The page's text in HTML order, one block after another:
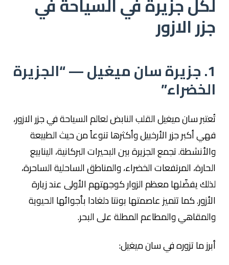
جزر الازور
1. جزيرة سان ميغيل — “الجزيرة
الخضراء”
تُعتبر سان ميغيل القلب النابض لعالم السياحة في جزر الازور،
فهي أكبر جزر الأرخبيل وأكثرها تنوعاً من حيث الطبيعة
والأنشطة. تجمع الجزيرة بين البحيرات البركانية، الينابيع
الحارة، المرتفعات الخضراء، والمناطق الساحلية الساحرة،
لذلك يفضّلها معظم الزوار كوجهتهم الأولى عند زيارة
الأزور. كما تتميز عاصمتها بونتا دلغادا بأجوائها الحيوية
والمقاهي والمطاعم المطلة على البحر.
أبرز ما تزوره في سان ميغيل: